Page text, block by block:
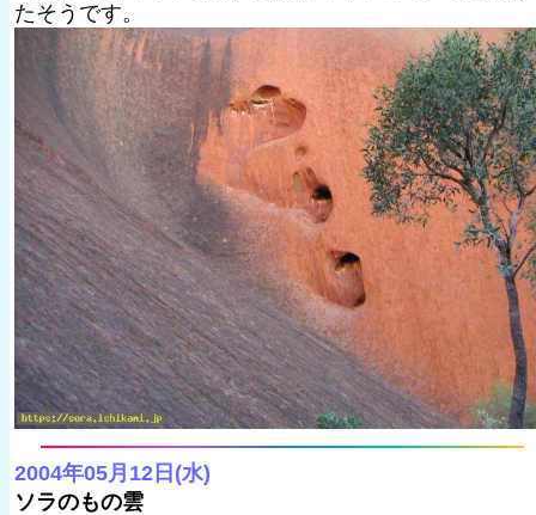
たそうです。
2004年05月12日(水)
ソラのもの雲